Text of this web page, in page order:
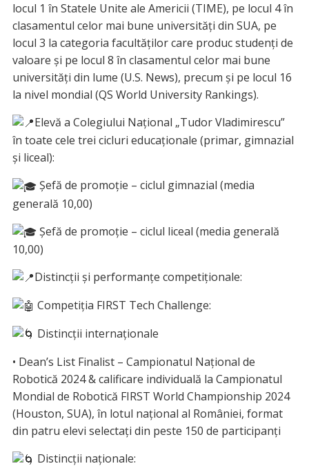
locul 1 în Statele Unite ale Americii (TIME), pe locul 4 în
clasamentul celor mai bune universități din SUA, pe
locul 3 la categoria facultăților care produc studenți de
valoare și pe locul 8 în clasamentul celor mai bune
universități din lume (U.S. News), precum și pe locul 16
la nivel mondial (QS World University Rankings).
Elevă a Colegiului Național „Tudor Vladimirescu”
în toate cele trei cicluri educaționale (primar, gimnazial
și liceal):
Șefă de promoție – ciclul gimnazial (media
generală 10,00)
Șefă de promoție – ciclul liceal (media generală
10,00)
Distincții și performanțe competiționale:
Competiția FIRST Tech Challenge:
Distincții internaționale
• Dean’s List Finalist – Campionatul Național de
Robotică 2024 & calificare individuală la Campionatul
Mondial de Robotică FIRST World Championship 2024
(Houston, SUA), în lotul național al României, format
din patru elevi selectați din peste 150 de participanți
Distincții naționale: